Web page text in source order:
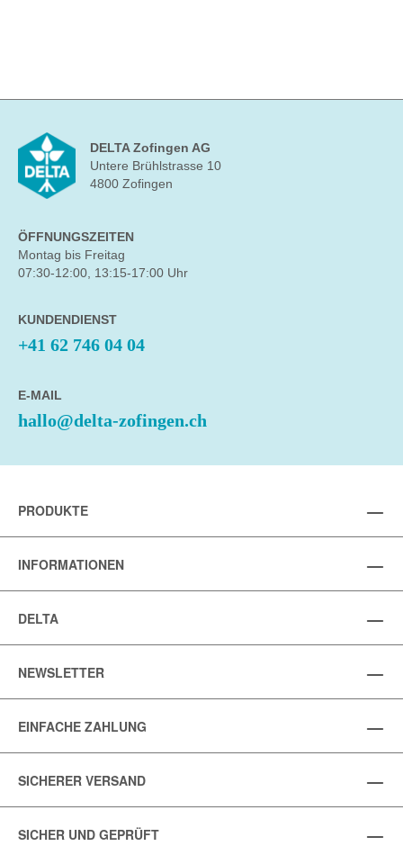
DELTA Zofingen AG
Untere Brühlstrasse 10
4800 Zofingen
ÖFFNUNGSZEITEN
Montag bis Freitag
07:30-12:00, 13:15-17:00 Uhr
KUNDENDIENST
+41 62 746 04 04
E-MAIL
hallo@delta-zofingen.ch
PRODUKTE
INFORMATIONEN
DELTA
NEWSLETTER
EINFACHE ZAHLUNG
SICHERER VERSAND
SICHER UND GEPRÜFT